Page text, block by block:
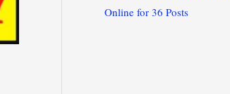
Online for 36 Posts